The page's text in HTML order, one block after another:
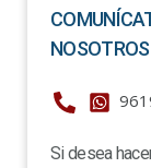
NOSOTROS
Si desea